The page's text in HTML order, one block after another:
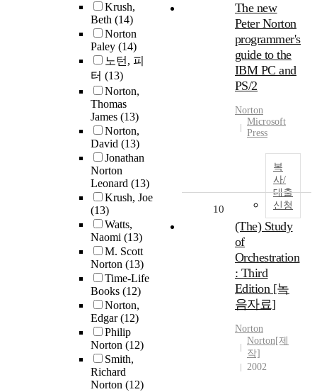
Krush,
Beth (14)
Norton
Paley (14)
노턴, 피
터 (13)
Norton,
Thomas
James (13)
Norton,
David (13)
Jonathan
Norton
Leonard (13)
Krush, Joe
(13)
Watts,
Naomi (13)
M. Scott
Norton (13)
Time-Life
Books (12)
Norton,
Edgar(12)
Philip
Norton (12)
Smith,
Richard
Norton (12)
The new
Peter Norton
programmer's
guide to the
IBM PC and
PS/2
Norton
Microsoft
Press
복
사/
대출
신청
10
(The) Study
of
Orchestration
: Third
Edition [녹
음자료]
Norton
Norton[제
작]
2002